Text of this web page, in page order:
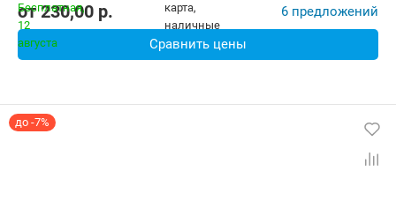
от230,00 p. 6 предложений
Сравнить цены
до -7%